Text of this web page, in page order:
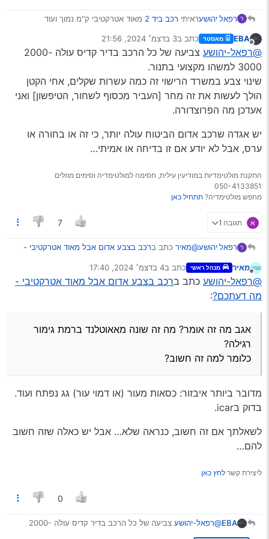
ר רפאל יהושעראיתי רכב ביד 2
מאוד אטרקטיבי ק"מ נמוך ועוד
כמה לדעתכם זה נורא?
האם שווה את המחיר הזול?
האם אפשר לצבוע אותו בצבע אחר? זה שווה?
EBA מאסטר כתב ב3 בדצמ׳ 2024, 21:56
נערך לאחרונה על ידי
@רפאל-יהושע
צביעה של כל הרכב בדיר קדיס עולה 2000-
3000 למשהו מקצועי בתנור.
שינוי צבע במשרד הרישוי זה כמה עשרות שקלים, אחי הקטן
הולך לעשות את זה מחר [העביר מכסוף לשחור, הטיפשון] ואני
אעדכן מה הפרוצדורה.
יש אגדה שרכב אדום הביטוח עולה יותר, כי זה או בחורה או
ערס, אבל לא יודע אם זו בדיחה או אמיתי…
התקנת מולטימדיות במודיעין עילית, חסימה למולטימדיה וסימים מוזלים
050-4133851
מחפש מולטימדיה? תתחיל כאן
א תגובה 1 7
ר רפאל יהושע@מאיר כתב ברכב בצבע אדום אבל מאוד אטרקטיבי -
והרכב ברמת גימור גבוהה!
כלומר למה זה חשוב?
מאיר מנהל ראשי כתב ב4 בדצמ׳ 2024, 17:40
נערך לאחרונה על ידי
@רפאל-יהושע כתב ברכב בצבע אדום אבל מאוד אטרקטיבי -
מה דעתכם?:
אגב מה זה אומר? מה זה שונה מאאוטלנד ברמת גימור
רגילה?
כלומר למה זה חשוב?
מדובר ביותר איבזור: כסאות מעור (או דמוי עור) גג נפתח ועוד.
בדוק בicar.
לשאלתך אם זה חשוב, כנראה שלא… אבל יש כאלה שזה חשוב
להם…
ליצירת קשר לחץ כאן
0
EBA@רפאל-יהושע
צביעה של כל הרכב בדיר קדיס עולה 2000-